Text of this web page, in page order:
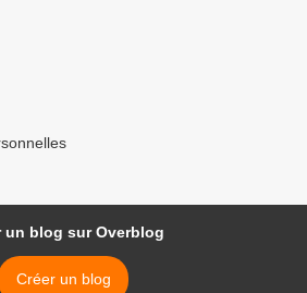
un blog sur Overblog
Créer un blog